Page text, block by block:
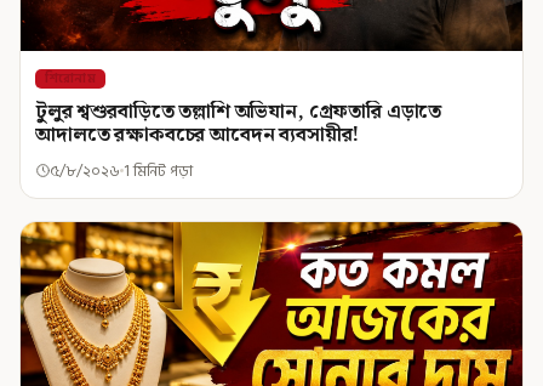
শিরোনাম
টুলুর শ্বশুরবাড়িতে তল্লাশি অভিযান, গ্রেফতারি এড়াতে
আদালতে রক্ষাকবচের আবেদন ব্যবসায়ীর!
৫/৮/২০২৬ 1 মিনিট পড়া